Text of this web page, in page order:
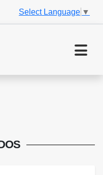
Select Language ▼